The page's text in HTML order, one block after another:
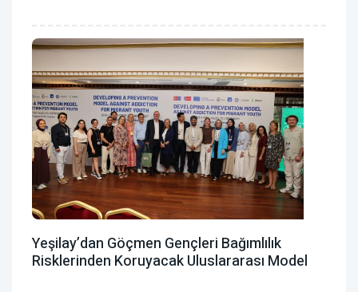
Yeşilay’dan Göçmen Gençleri Bağımlılık
Risklerinden Koruyacak Uluslararası Model